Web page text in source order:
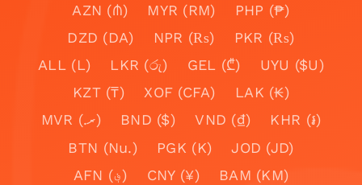
AZN (₼)
MYR (RM)
PHP (₱)
DZD (DA)
NPR (₨)
PKR (₨)
ALL (L)
LKR (රු) GEL (₾)
UYU ($U)
KZT (₸)
XOF (CFA)
LAK (₭)
MVR (.ރ)
BND ($) VND (₫)
KHR (៛)
BTN (Nu.)
PGK (K)
JOD (JD)
AFN (؋)
CNY (¥)
BAM (KM)